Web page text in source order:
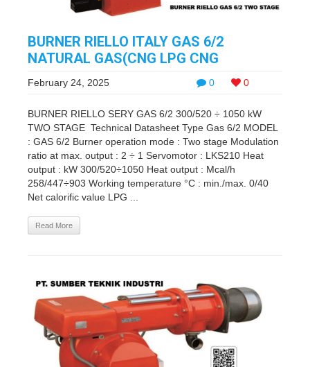
BURNER RIELLO ITALY GAS 6/2
NATURAL GAS(CNG LPG CNG
0 0
February 24, 2025
BURNER RIELLO SERY GAS 6/2 300/520 ÷ 1050 kW
TWO STAGE Technical Datasheet Type Gas 6/2 MODEL
: GAS 6/2 Burner operation mode : Two stage Modulation
ratio at max. output : 2 ÷ 1 Servomotor : LKS210 Heat
output : kW 300/520÷1050 Heat output : Mcal/h
258/447÷903 Working temperature °C : min./max. 0/40
Net calorific value LPG ...
Read More